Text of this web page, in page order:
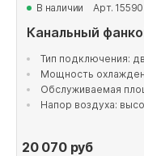
В наличии Арт. 15590
Канальный
Тип подключения:
Мощность
Обслуживаемая
Напор воздуха:
20 070руб